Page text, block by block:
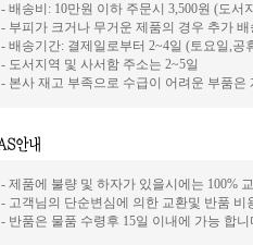
- 배송비: 10만원 이하 주문시 3,500원 (도서
- 부피가 크거나 무거운 제품의 경우 추가
- 배송기간: 결제일로부터 2~4일 (토요일,공
- 도서지역 및 사서함 주소는 2~5일
- 본사 재고 부족으로 수급이 어려운 부품은
- 제품에 불량 및 하자가 있을시에는 100%
- 고객님의 단순변심에 의한 교환및 반품
- 반품은 물품 수령후 15일 이내에 가능 합니